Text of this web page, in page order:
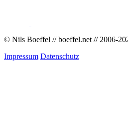
© Nils Boeffel // boeffel.net // 2006-
Impressum Datenschutz